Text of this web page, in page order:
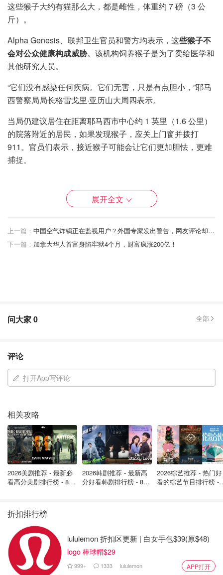
这些猴子大约有猫那么大，都是雌性，体重约 7 磅（3 公
斤）。
Alpha Genesis、联邦卫生官员和警方均表示，这些猴子不
会对公众健康构成威胁。该机构饲养猴子是为了卖给医学和
其他研究人员。
“它们没有感染任何疾病。它们无害，只是有点胆小，”耶马
西警察局局长格雷戈里·亚历山大周四表示。
当局仍建议居住在距离耶马西市中心约 1 英里（1.6 公里）
的院落附近的​​居民，如果发现猴子，应关上门窗并拨打
911。官员们表示，接近猴子可能会让它们更加胆怯，更难
捕捉。
这些动物具有潜在的危险，并敦促人们保持
恒河猴可能具有攻击性。Cooper说，有些恒河猴携带疱疹
B 病毒，这种病毒对人类来说可能是致命的。
它们害怕时，它们会表现得相当有攻击性。”
东北约 50 英里（80 公里）的基地为世界各地的研究提供灵
长类动物。
当地人称它为“猴子农场”。耶马西镇位于 95 号州际公路
这里的欢乐多于恐慌。
钟表修理店 Lowcountry Horology 的老板William McCoy
说，以前也发生过猴子逃跑的情况，但是猴子并没有造成麻
烦。
他说：“它们通常会回家，因为那里有食物。”
也有自己的轻松计划来让猴子回来。
“我正在储存香蕉，也许它们会出现，”McCoy说。
联邦官员定期检查 Alpha Genesis 大院。
展开全文
上一篇：
中国空气炸锅正在监视用户？外国专家发出警告，网友评论却能把人笑死
下一篇： 加拿大华人首富身陷牢狱4个月，财富疯涨200亿！
问大家0 全部
评论
打开App写评论
相关攻略
2026美剧推荐 - 最新必
看高分美剧排行榜 - 8月
2026韩剧推荐 - 最新高
分好看韩剧排行榜 - 8月
2026综艺推荐 - 热门好
看的综艺节目排行榜 -
折扣排行榜
lululemon 折扣区更新 | 白女手包$39(原$48)
logo 棒球帽$29
999+ 1333 lululemon APP打开